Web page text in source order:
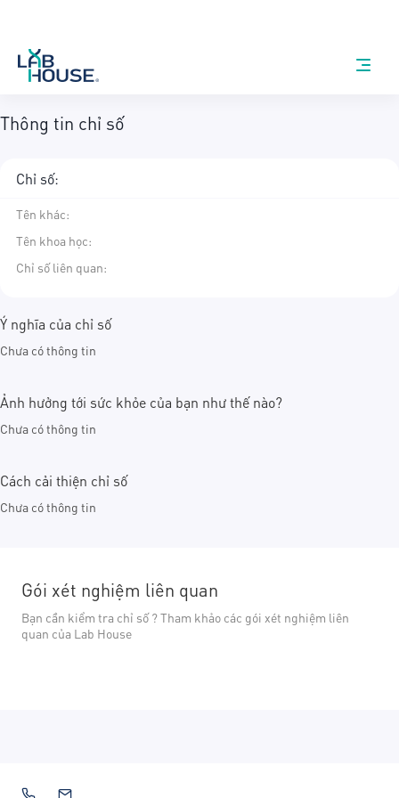
Thông tin chỉ số
Chỉ số:
Tên khác:
Tên khoa học:
Chỉ số liên quan:
Ý nghĩa của chỉ số
Chưa có thông tin
Ảnh hưởng tới sức khỏe của bạn như thế nào?
Chưa có thông tin
Cách cải thiện chỉ số
Chưa có thông tin
Gói xét nghiệm liên quan
Bạn cần kiểm tra chỉ số ? Tham khảo các gói xét nghiệm liên
quan của Lab House